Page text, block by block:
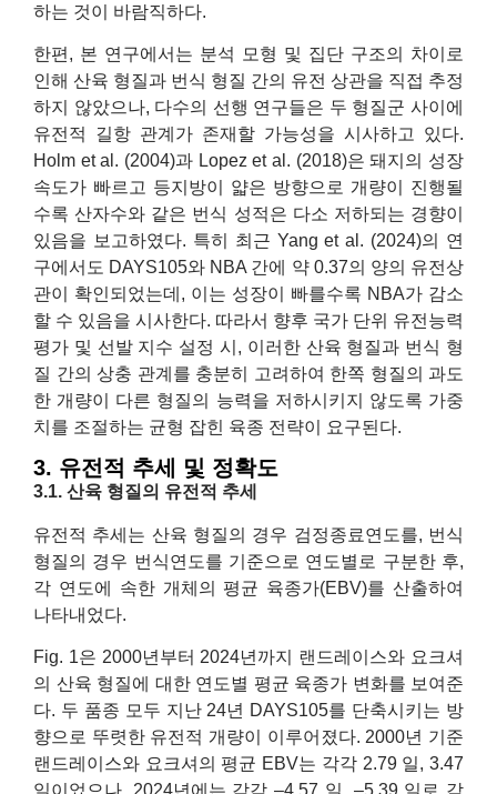
하는 것이 바람직하다.
한편, 본 연구에서는 분석 모형 및 집단 구조의 차이로
인해 산육 형질과 번식 형질 간의 유전 상관을 직접 추정
하지 않았으나, 다수의 선행 연구들은 두 형질군 사이에
유전적 길항 관계가 존재할 가능성을 시사하고 있다.
Holm et al. (2004)과 Lopez et al. (2018)은 돼지의 성장
속도가 빠르고 등지방이 얇은 방향으로 개량이 진행될
수록 산자수와 같은 번식 성적은 다소 저하되는 경향이
있음을 보고하였다. 특히 최근 Yang et al. (2024)의 연
구에서도 DAYS105와 NBA 간에 약 0.37의 양의 유전상
관이 확인되었는데, 이는 성장이 빠를수록 NBA가 감소
할 수 있음을 시사한다. 따라서 향후 국가 단위 유전능력
평가 및 선발 지수 설정 시, 이러한 산육 형질과 번식 형
질 간의 상충 관계를 충분히 고려하여 한쪽 형질의 과도
한 개량이 다른 형질의 능력을 저하시키지 않도록 가중
치를 조절하는 균형 잡힌 육종 전략이 요구된다.
3. 유전적 추세 및 정확도
3.1. 산육 형질의 유전적 추세
유전적 추세는 산육 형질의 경우 검정종료연도를, 번식
형질의 경우 번식연도를 기준으로 연도별로 구분한 후,
각 연도에 속한 개체의 평균 육종가(EBV)를 산출하여
나타내었다.
Fig. 1은 2000년부터 2024년까지 랜드레이스와 요크셔
의 산육 형질에 대한 연도별 평균 육종가 변화를 보여준
다. 두 품종 모두 지난 24년 DAYS105를 단축시키는 방
향으로 뚜렷한 유전적 개량이 이루어졌다. 2000년 기준
랜드레이스와 요크셔의 평균 EBV는 각각 2.79 일, 3.47